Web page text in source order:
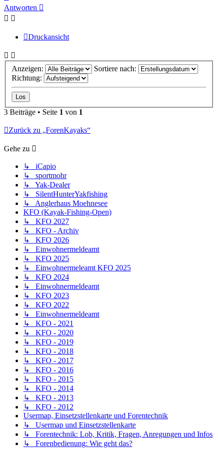
oben
Antworten
Druckansicht
Anzeigen:
Sortiere nach:
Richtung:
3 Beiträge • Seite 1 von 1
Zurück zu „ForenKayaks“
Gehe zu
↳ iCapio
↳ sportmohr
↳ Yak-Dealer
↳ SilentHunterYakfishing
↳ Anglerhaus Moehnesee
KFO (Kayak-Fishing-Open)
↳ KFO 2027
↳ KFO - Archiv
↳ KFO 2026
↳ Einwohnermeldeamt
↳ KFO 2025
↳ Einwohnermeleamt KFO 2025
↳ KFO 2024
↳ Einwohnermeldeamt
↳ KFO 2023
↳ KFO 2022
↳ Einwohnermeldeamt
↳ KFO - 2021
↳ KFO - 2020
↳ KFO - 2019
↳ KFO - 2018
↳ KFO - 2017
↳ KFO - 2016
↳ KFO - 2015
↳ KFO - 2014
↳ KFO - 2013
↳ KFO - 2012
Usermap, Einsetzstellenkarte und Forentechnik
↳ Usermap und Einsetzstellenkarte
↳ Forentechnik: Lob, Kritik, Fragen, Anregungen und Infos
↳ Forenbedienung: Wie geht das?